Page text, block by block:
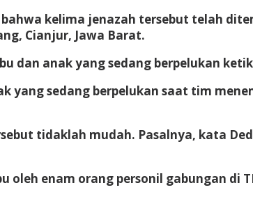
kelima jenazah tersebut telah
Cianjur, Jawa Barat.
dan anak yang sedang berpelukan
yang sedang berpelukan saat tim
tidaklah mudah. Pasalnya, kata
enam orang personil gabungan di